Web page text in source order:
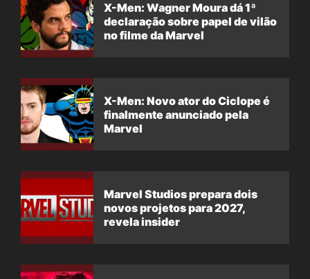
X-Men: Wagner Moura dá 1ª
declaração sobre papel de vilão
no filme da Marvel
X-Men: Novo ator do Ciclope é
finalmente anunciado pela
Marvel
Marvel Studios prepara dois
novos projetos para 2027,
revela insider